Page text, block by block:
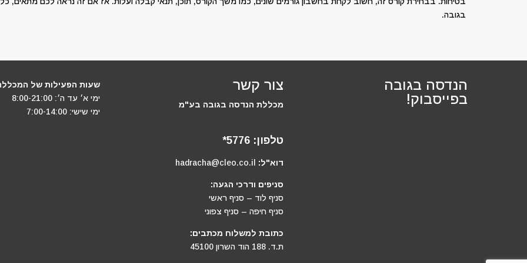
בגובה.
הנדסה בגובה
בפייסבוק!
צור קשר
מכללת הנדסה בגובה בע"מ
טלפון: 5776*
דוא"ל: hadracha@cleo.co.il
סניפים ודרכי הגעה:
סניף לוד – סניף ראשי
סניף חיפה – סניף צפוני
כתובת למשלוח מכתבים:
ת.ד. 188 הוד השרון 45100
שעות הפעילות של
ימי א׳ עד ה׳: 8:00-21:00
ימי שישי: 7:00-14:00